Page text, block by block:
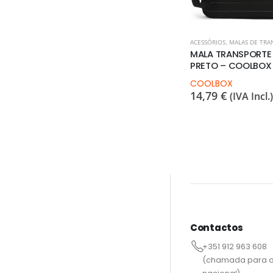
ACESSÓRIOS MALAS DE
MALA TRANSPORTE
PRETO – COOLBOX
COOLBOX
14,79 € (IVA Incl.)
Contactos
+351 912 963 608
(chamada para